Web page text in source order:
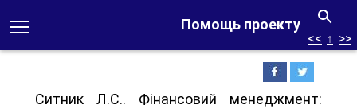
Помощь проекту
<< ↑ >>
Ситник Л.С.. Фінансовий менеджмент: